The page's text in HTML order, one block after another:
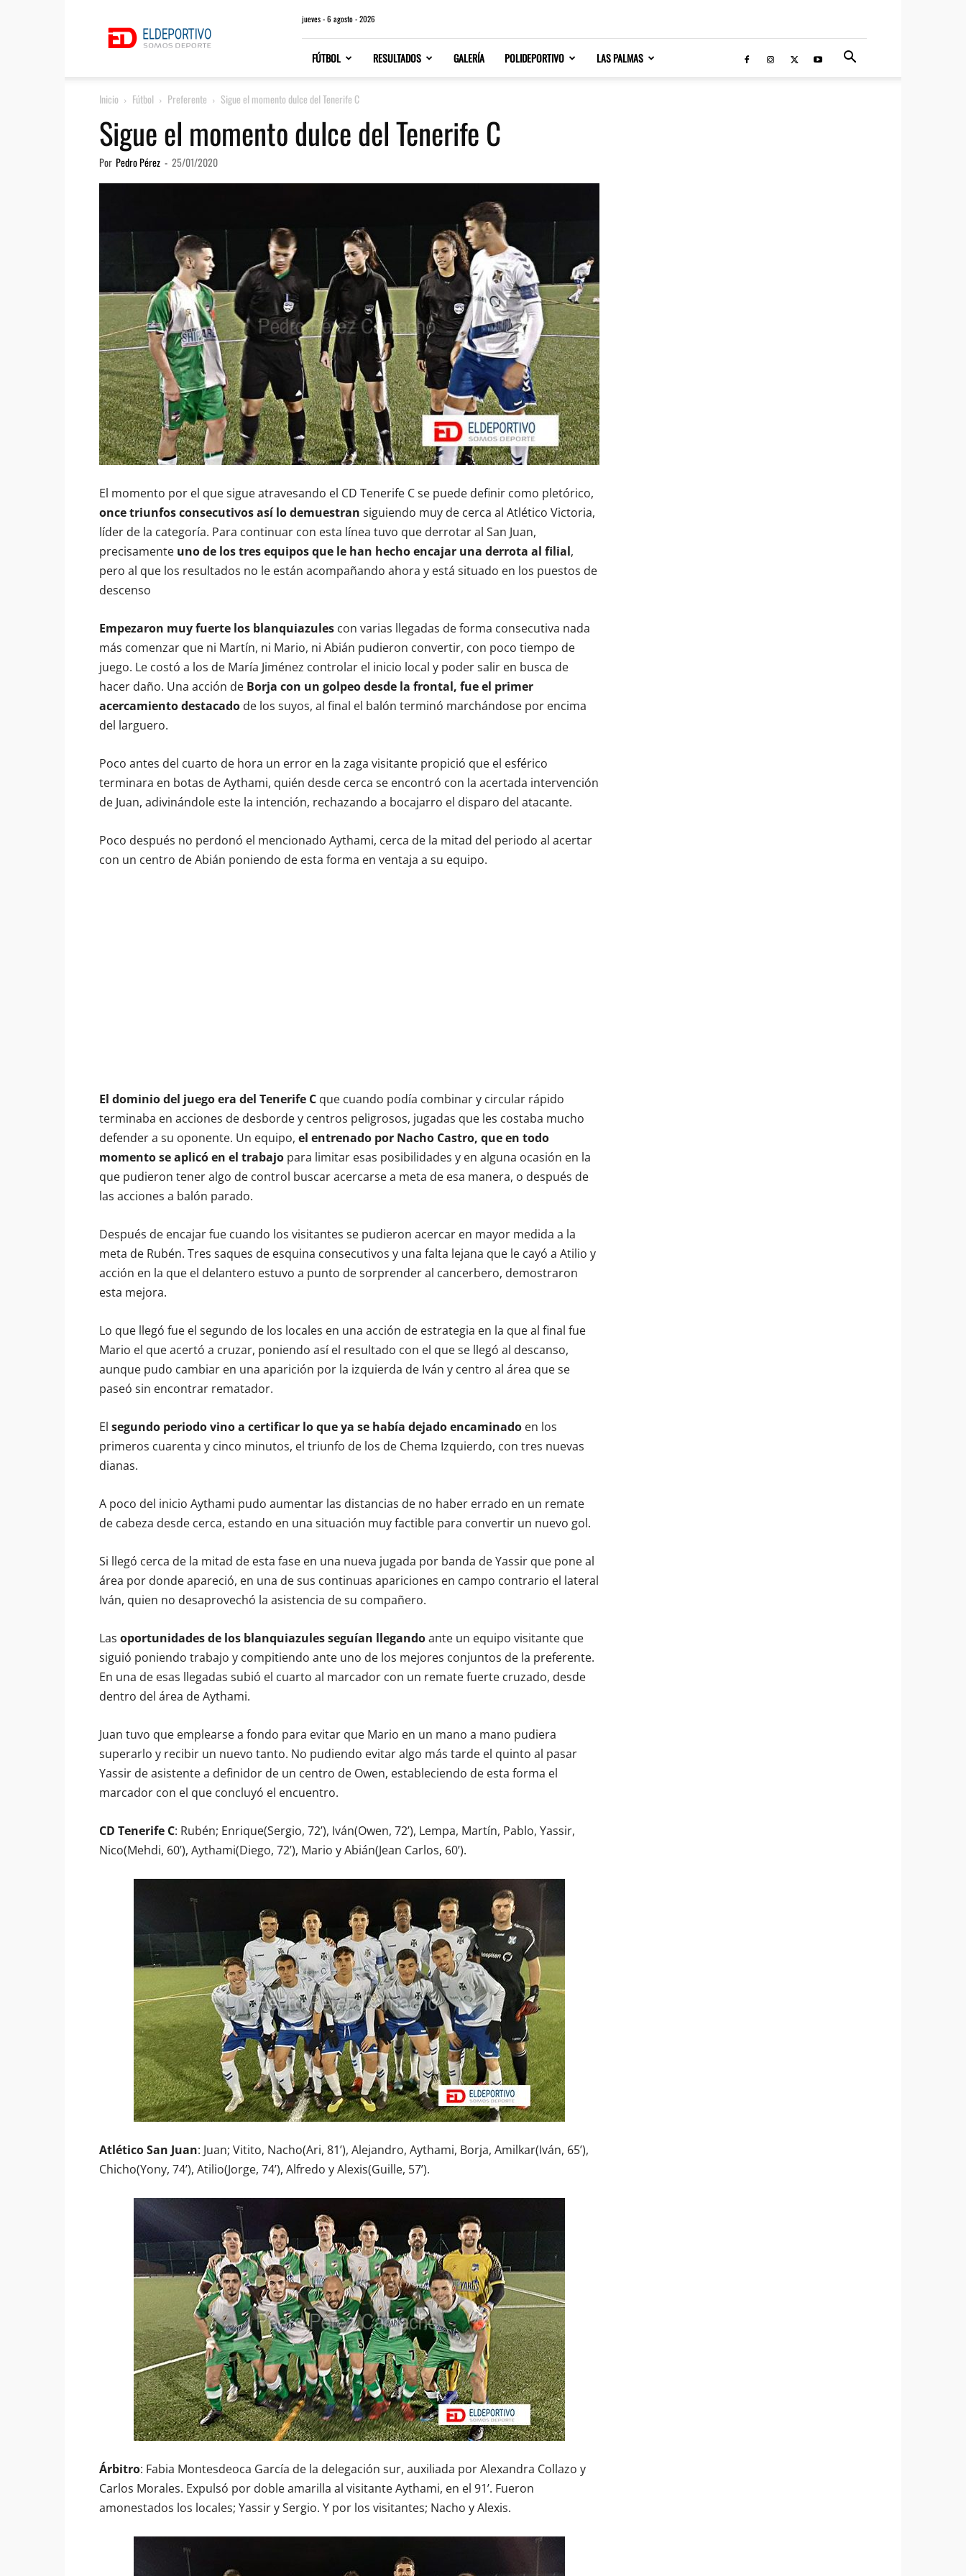
jueves - 6 agosto - 2026
FÚTBOL RESULTADOS GALERÍA POLIDEPORTIVO LAS PALMAS
Inicio Fútbol Preferente Sigue el momento dulce del Tenerife C
Sigue el momento dulce del Tenerife C
Por Pedro Pérez - 25/01/2020
El momento por el que sigue atravesando el CD Tenerife C se puede definir como pletórico,
once triunfos consecutivos así lo demuestran siguiendo muy de cerca al Atlético Victoria,
líder de la categoría. Para continuar con esta línea tuvo que derrotar al San Juan,
precisamente uno de los tres equipos que le han hecho encajar una derrota al filial,
pero al que los resultados no le están acompañando ahora y está situado en los puestos de
descenso
Empezaron muy fuerte los blanquiazules con varias llegadas de forma consecutiva nada
más comenzar que ni Martín, ni Mario, ni Abián pudieron convertir, con poco tiempo de
juego. Le costó a los de María Jiménez controlar el inicio local y poder salir en busca de
hacer daño. Una acción de Borja con un golpeo desde la frontal, fue el primer
acercamiento destacado de los suyos, al final el balón terminó marchándose por encima
del larguero.
Poco antes del cuarto de hora un error en la zaga visitante propició que el esférico
terminara en botas de Aythami, quién desde cerca se encontró con la acertada intervención
de Juan, adivinándole este la intención, rechazando a bocajarro el disparo del atacante.
Poco después no perdonó el mencionado Aythami, cerca de la mitad del periodo al acertar
con un centro de Abián poniendo de esta forma en ventaja a su equipo.
El dominio del juego era del Tenerife C que cuando podía combinar y circular rápido
terminaba en acciones de desborde y centros peligrosos, jugadas que les costaba mucho
defender a su oponente. Un equipo, el entrenado por Nacho Castro, que en todo
momento se aplicó en el trabajo para limitar esas posibilidades y en alguna ocasión en la
que pudieron tener algo de control buscar acercarse a meta de esa manera, o después de
las acciones a balón parado.
Después de encajar fue cuando los visitantes se pudieron acercar en mayor medida a la
meta de Rubén. Tres saques de esquina consecutivos y una falta lejana que le cayó a Atilio y
acción en la que el delantero estuvo a punto de sorprender al cancerbero, demostraron
esta mejora.
Lo que llegó fue el segundo de los locales en una acción de estrategia en la que al final fue
Mario el que acertó a cruzar, poniendo así el resultado con el que se llegó al descanso,
aunque pudo cambiar en una aparición por la izquierda de Iván y centro al área que se
paseó sin encontrar rematador.
El segundo periodo vino a certificar lo que ya se había dejado encaminado en los
primeros cuarenta y cinco minutos, el triunfo de los de Chema Izquierdo, con tres nuevas
dianas.
A poco del inicio Aythami pudo aumentar las distancias de no haber errado en un remate
de cabeza desde cerca, estando en una situación muy factible para convertir un nuevo gol.
Si llegó cerca de la mitad de esta fase en una nueva jugada por banda de Yassir que pone al
área por donde apareció, en una de sus continuas apariciones en campo contrario el lateral
Iván, quien no desaprovechó la asistencia de su compañero.
Las oportunidades de los blanquiazules seguían llegandoante un equipo visitante que
siguió poniendo trabajo y compitiendo ante uno de los mejores conjuntos de la preferente.
En una de esas llegadas subió el cuarto al marcador con un remate fuerte cruzado, desde
dentro del área de Aythami.
Juan tuvo que emplearse a fondo para evitar que Mario en un mano a mano pudiera
superarlo y recibir un nuevo tanto. No pudiendo evitar algo más tarde el quinto al pasar
Yassir de asistente a definidor de un centro de Owen, estableciendo de esta forma el
marcador con el que concluyó el encuentro.
CD Tenerife C: Rubén; Enrique(Sergio, 72’), Iván(Owen, 72’), Lempa, Martín, Pablo, Yassir,
Nico(Mehdi, 60’), Aythami(Diego, 72’), Mario y Abián(Jean Carlos, 60’).
Atlético San Juan: Juan; Vitito, Nacho(Ari, 81’), Alejandro, Aythami, Borja, Amilkar(Iván, 65’),
Chicho(Yony, 74’), Atilio(Jorge, 74’), Alfredo y Alexis(Guille, 57’).
Árbitro: Fabia Montesdeoca García de la delegación sur, auxiliada por Alexandra Collazo y
Carlos Morales. Expulsó por doble amarilla al visitante Aythami, en el 91’. Fueron
amonestados los locales; Yassir y Sergio. Y por los visitantes; Nacho y Alexis.